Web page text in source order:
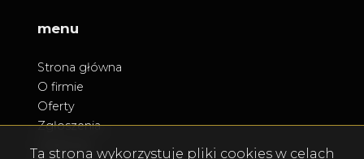
menu
Strona główna
O firmie
Oferty
Zgłoszenia
Ta strona wykorzystuje pliki cookies w celach